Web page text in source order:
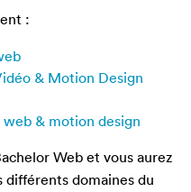
:
& Motion Design
& motion design
Web et vous aurez
différents domaines du